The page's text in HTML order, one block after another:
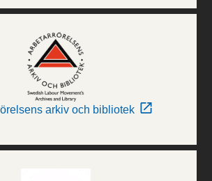
arkiv och bibliotek